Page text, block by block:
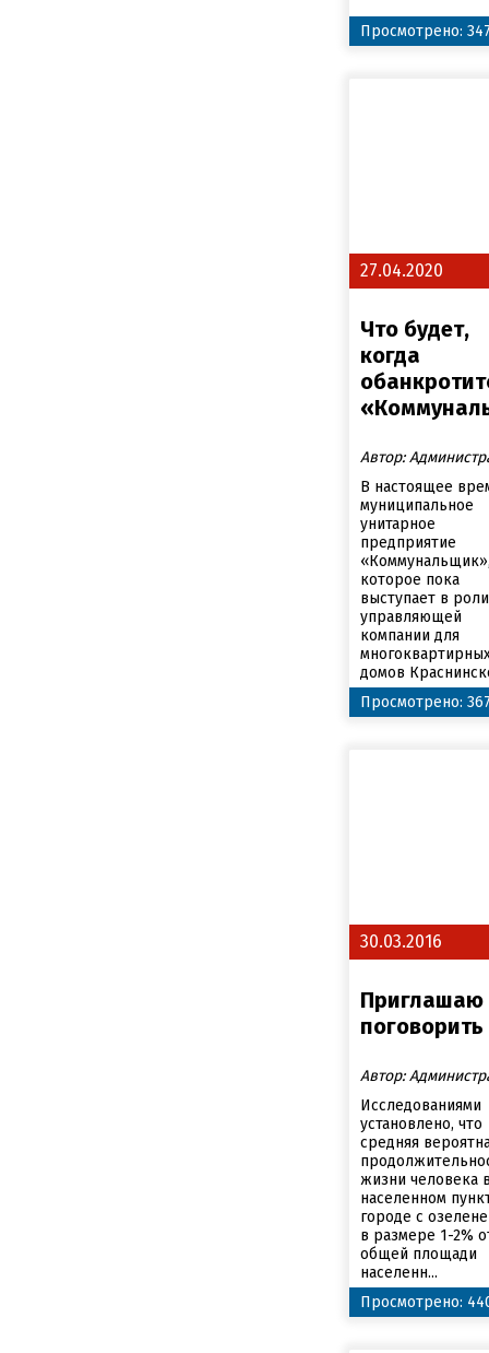
Просмотрено:
27.04.2020
Что будет,
когда
Автор:
В настоящее
муниципальное
унитарное
предприятие
которое пока
выступает в роли
управляющей
компании для
домов
Просмотрено:
30.03.2016
Приглашаю
поговорить
Автор:
Исследованиями
установлено, что
средняя
жизни человека
населенном
городе с
в размере 1-2%
общей площади
населенн...
Просмотрено: